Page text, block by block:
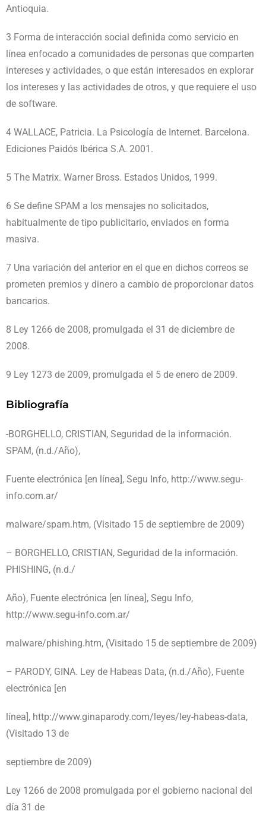
Antioquia.
3 Forma de interacción social definida como servicio en
línea enfocado a comunidades de personas que comparten
intereses y actividades, o que están interesados en explorar
los intereses y las actividades de otros, y que requiere el uso
de software.
4 WALLACE, Patricia. La Psicología de Internet. Barcelona.
Ediciones Paidós Ibérica S.A. 2001.
5 The Matrix. Warner Bross. Estados Unidos, 1999.
6 Se define SPAM a los mensajes no solicitados,
habitualmente de tipo publicitario, enviados en forma
masiva.
7 Una variación del anterior en el que en dichos correos se
prometen premios y dinero a cambio de proporcionar datos
bancarios.
8 Ley 1266 de 2008, promulgada el 31 de diciembre de
2008.
9 Ley 1273 de 2009, promulgada el 5 de enero de 2009.
Bibliografía
-BORGHELLO, CRISTIAN, Seguridad de la información.
SPAM, (n.d./Año),
Fuente electrónica [en línea], Segu Info, http://www.segu-
info.com.ar/
malware/spam.htm, (Visitado 15 de septiembre de 2009)
– BORGHELLO, CRISTIAN, Seguridad de la información.
PHISHING, (n.d./
Año), Fuente electrónica [en línea], Segu Info,
http://www.segu-info.com.ar/
malware/phishing.htm, (Visitado 15 de septiembre de 2009)
– PARODY, GINA. Ley de Habeas Data, (n.d./Año), Fuente
electrónica [en
línea], http://www.ginaparody.com/leyes/ley-habeas-data,
(Visitado 13 de
septiembre de 2009)
Ley 1266 de 2008 promulgada por el gobierno nacional del
día 31 de